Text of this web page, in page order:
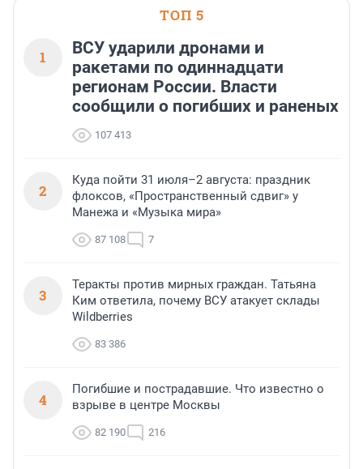
ТОП 5
1
ВСУ ударили дронами и
ракетами по одиннадцати
регионам России. Власти
сообщили о погибших и раненых
107 413
2
Куда пойти 31 июля–2 августа: праздник
флоксов, «Пространственный сдвиг» у
Манежа и «Музыка мира»
87 108 7
3
Теракты против мирных граждан. Татьяна
Ким ответила, почему ВСУ атакует склады
Wildberries
83 386
4
Погибшие и пострадавшие. Что известно о
взрыве в центре Москвы
82 190 216